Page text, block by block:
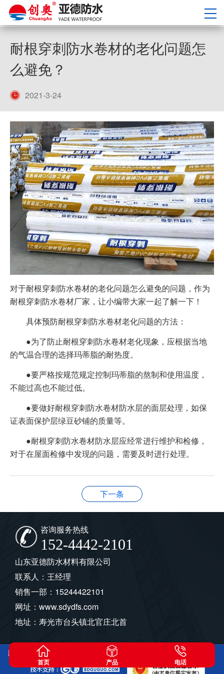
耐根穿刺防水卷材的老化问题怎
么避免？
2021-3-24
对于耐根穿刺防水卷材的老化问题怎么避免的问题，作为
耐根穿刺防水卷材厂家，让小编带大家一起了解一下！
具体预防耐根穿刺防水卷材老化问题的方法：
●为了防止耐根穿刺防水卷材老化现象，应根据当地
的气温合理的选择玛蒂脂的耐热度。
●要严格按规范规定控制玛蒂脂的熬制和使用温度，
不能过高也不能过低。
●要做好耐根穿刺防水卷材防水层的面层处理，如保
证表面保护层绿豆砂铺的质量等。
●耐根穿刺防水卷材防水层应经常进行维护和检修，
对于在屋面检修中发现的问题，需要及时进行处理。
下一条
咨询服务热线
152-4442-2101
山东亚德防水材料有限公司
联系人：王经理
销售一部：15244422101
网址：www.sdydfs.com
地址：寿光市台头镇北官庄北首
版权所有：山东亚德防水材料有限公司 鲁ICP备2021009310号-1
首页 产品 电话